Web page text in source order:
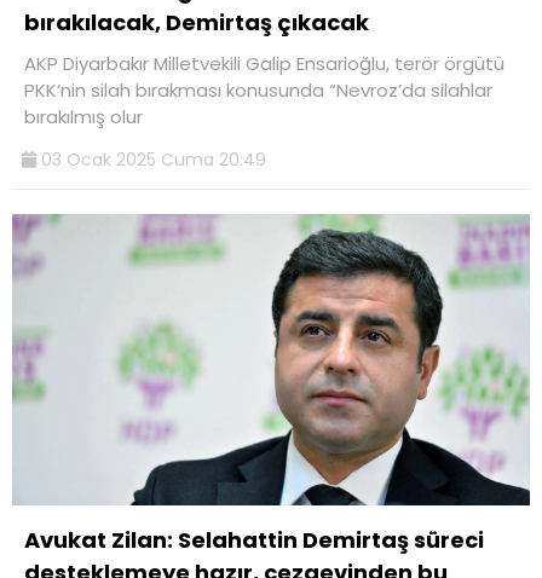
bırakılacak, Demirtaş çıkacak
AKP Diyarbakır Milletvekili Galip Ensarioğlu, terör örgütü
PKK’nin silah bırakması konusunda “Nevroz’da silahlar
bırakılmış olur
03 Ocak 2025 Cuma 20:49
Avukat Zilan: Selahattin Demirtaş süreci